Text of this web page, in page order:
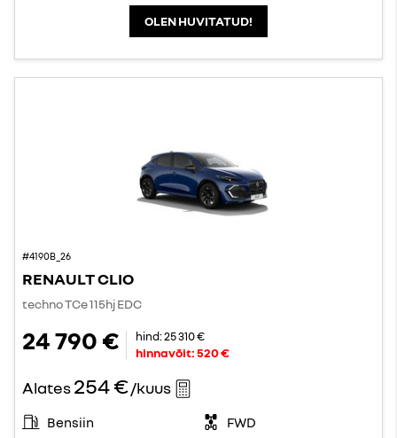
OLEN HUVITATUD!
#4190B_26
RENAULT CLIO
techno TCe 115hj EDC
24 790 € hind:25 310 €
hinnavõit:520 €
Alates254 €/kuus
Bensiin
FWD